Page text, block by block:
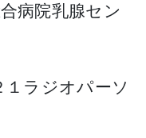
病院乳腺セン
ジオパーソ